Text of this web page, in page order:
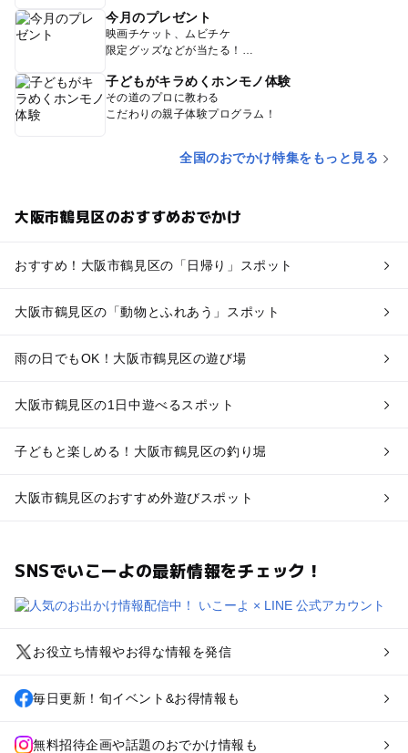
今月のプレゼント
映画チケット、ムビチケ
限定グッズなどが当たる！
子どもがキラめくホンモノ体験
その道のプロに教わる
こだわりの親子体験プログラム！
全国のおでかけ特集をもっと見る
大阪市鶴見区のおすすめおでかけ
おすすめ！大阪市鶴見区の「日帰り」スポット
大阪市鶴見区の「動物とふれあう」スポット
雨の日でもOK！大阪市鶴見区の遊び場
大阪市鶴見区の1日中遊べるスポット
子どもと楽しめる！大阪市鶴見区の釣り堀
大阪市鶴見区のおすすめ外遊びスポット
SNSでいこーよの最新情報をチェック！
お役立ち情報やお得な情報を発信
毎日更新！旬イベント&お得情報も
無料招待企画や話題のおでかけ情報も